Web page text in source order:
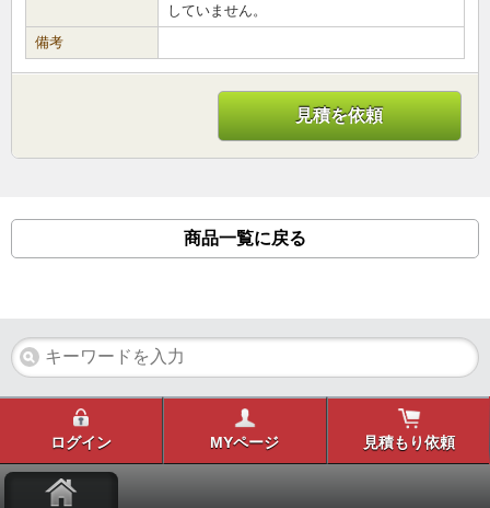
していません。
備考
見積を依頼
商品一覧に戻る
ログイン MYページ 見積もり依頼